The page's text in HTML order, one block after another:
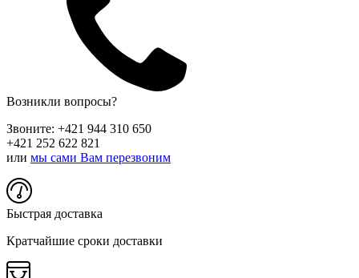
Возникли вопросы?
Звоните: +421 944 310 650
+421 252 622 821
или мы сами Вам перезвоним
Быстрая доставка
Кратчайшие сроки доставки